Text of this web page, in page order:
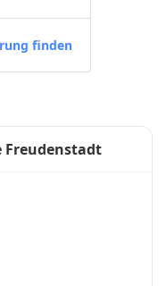
finden
Freudenstadt